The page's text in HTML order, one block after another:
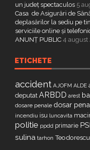
un județ spectaculos 5
Casa de Asigurări de
deplasărilor la sediu pe
serviciile online și
ANUNȚ PUBLIC 4 august
ETICHETE
accident AJOFM ALDE
deputat ARBDD arest
dosare penale dosar
incendiu isu luncavita
politie ppdd primarie
sulina tarhon Teodorescu